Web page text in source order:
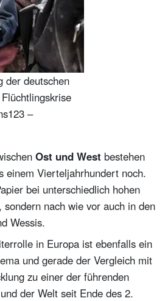
der deutschen
–
Ost und West bestehen
einem Vierteljahrhundert noch.
bei unterschiedlich hohen
sondern nach wie vor auch in den
Wessis.
in Europa ist ebenfalls ein
und gerade der Vergleich mit
zu einer der führenden
der Welt seit Ende des 2.